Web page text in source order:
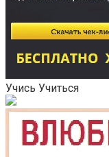
Учись Учиться